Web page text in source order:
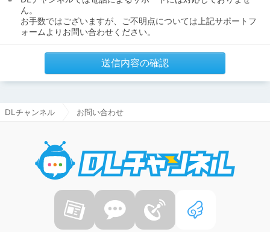
ん。
お手数ではございますが、ご不明点については上記サポートフ
ォームよりお問い合わせください。
送信内容の確認
DLチャンネル お問い合わせ